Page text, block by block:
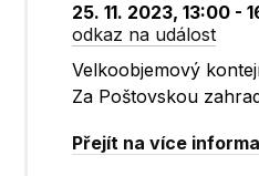
25. 11. 2023, 13:00 -
odkaz na událost
Velkoobjemový
Za Poštovskou
Přejít na více